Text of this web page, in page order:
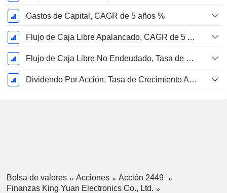
Gastos de Capital, CAGR de 5 años %
Flujo de Caja Libre Apalancado, CAGR de 5 Años %
Flujo de Caja Libre No Endeudado, Tasa de Crecimiento Anual Compuesto de 5 Años %
Dividendo Por Acción, Tasa de Crecimiento Anual Compuesto de 5 Años %
Bolsa de valores Acciones
Acción 2449
Finanzas King Yuan Electronics Co., Ltd.